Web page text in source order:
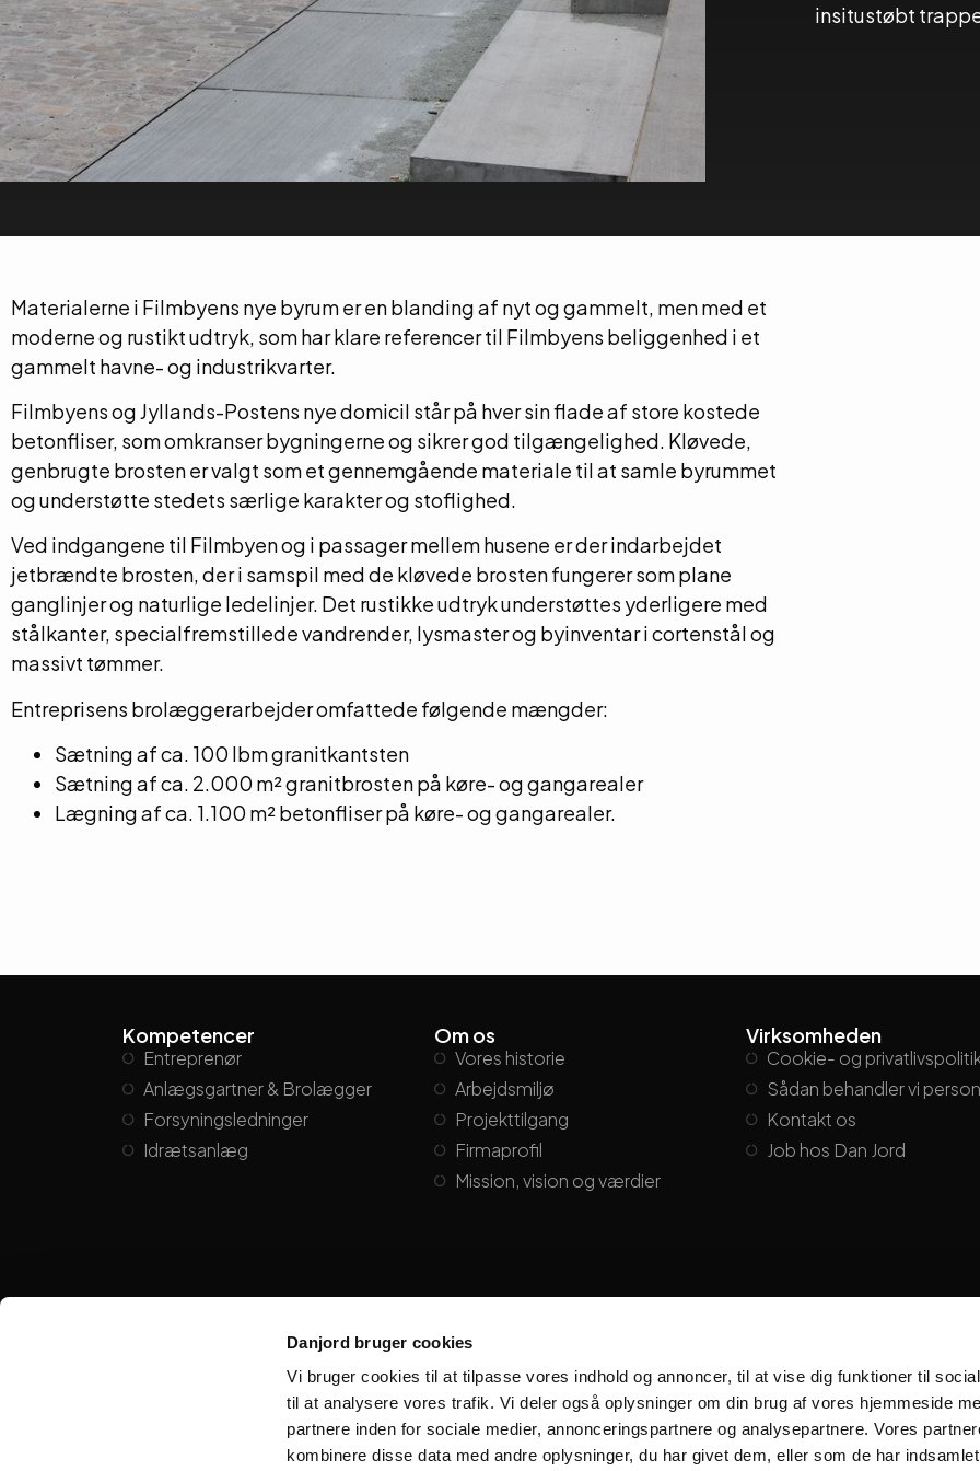
Danjord bruger cookies
Vi bruger cookies til at tilpasse vores indhold og annoncer, til at vise dig funktioner til
til at analysere vores trafik. Vi deler også oplysninger om din brug af vores hjemmeside
partnere inden for sociale medier, annonceringspartnere og analysepartnere. Vores
kombinere disse data med andre oplysninger, du har givet dem, eller som de har
insitustøbt
Materialerne i Filmbyens nye byrum er en blanding af nyt og gammelt, men med et
moderne og rustikt udtryk, som har klare referencer til Filmbyens beliggenhed i et
gammelt havne- og industrikvarter.
Filmbyens og Jyllands-Postens nye domicil står på hver sin flade af store kostede
betonfliser, som omkranser bygningerne og sikrer god tilgængelighed. Kløvede,
genbrugte brosten er valgt som et gennemgående materiale til at samle byrummet
og understøtte stedets særlige karakter og stoflighed.
Ved indgangene til Filmbyen og i passager mellem husene er der indarbejdet
jetbrændte brosten, der i samspil med de kløvede brosten fungerer som plane
ganglinjer og naturlige ledelinjer. Det rustikke udtryk understøttes yderligere med
stålkanter, specialfremstillede vandrender, lysmaster og byinventar i cortenstål og
massivt tømmer.
Entreprisens brolæggerarbejder omfattede følgende mængder:
Sætning af ca. 100 lbm granitkantsten
Sætning af ca. 2.000 m² granitbrosten på køre- og gangarealer
Lægning af ca. 1.100 m² betonfliser på køre- og gangarealer.
Kompetencer
Entreprenør
Anlægsgartner & Brolægger
Forsyningsledninger
Idrætsanlæg
Om os
Vores historie
Arbejdsmiljø
Projekttilgang
Firmaprofil
Mission, vision og værdier
Virksomheden
Cookie- og
Sådan behandler vi
Kontakt os
Job hos Dan Jord